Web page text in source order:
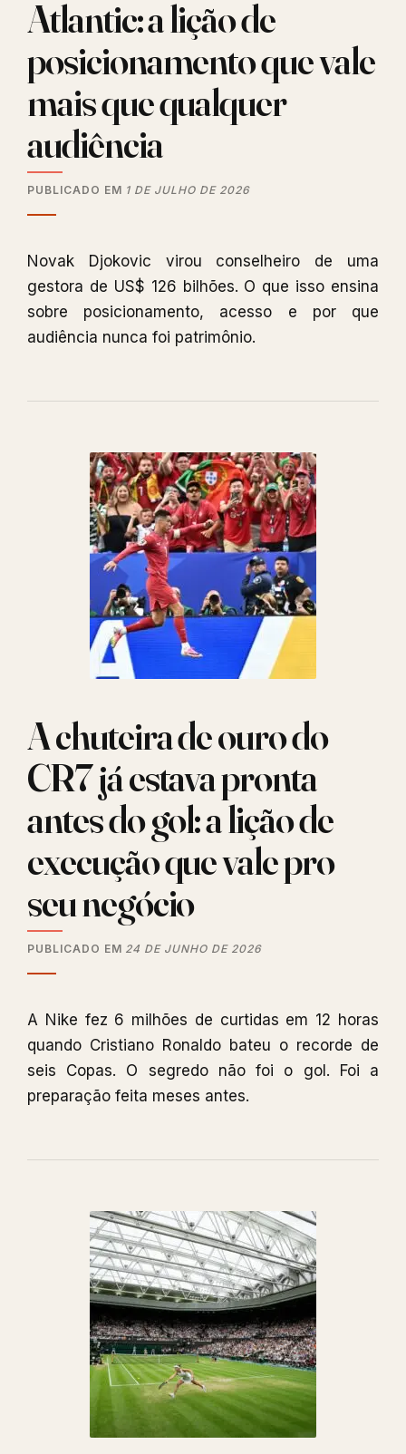
Atlantic: a lição de
posicionamento que vale
mais que qualquer
audiência
PUBLICADO EM 1 DE JULHO DE 2026
Novak Djokovic virou conselheiro de uma
gestora de US$ 126 bilhões. O que isso ensina
sobre posicionamento, acesso e por que
audiência nunca foi patrimônio.
A chuteira de ouro do
CR7 já estava pronta
antes do gol: a lição de
execução que vale pro
seu negócio
PUBLICADO EM 24 DE JUNHO DE 2026
A Nike fez 6 milhões de curtidas em 12 horas
quando Cristiano Ronaldo bateu o recorde de
seis Copas. O segredo não foi o gol. Foi a
preparação feita meses antes.